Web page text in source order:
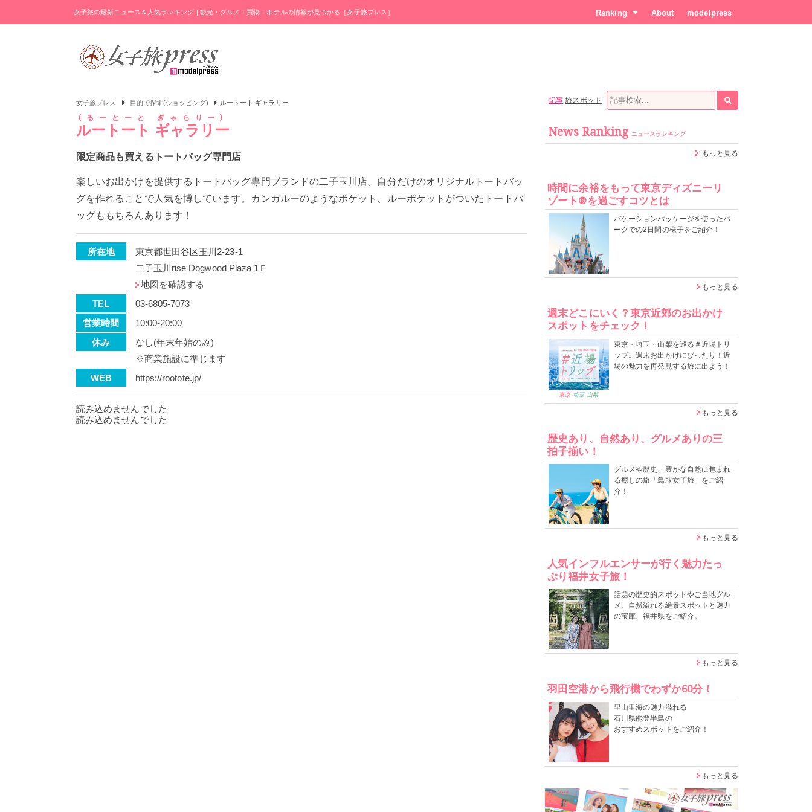
女子旅の最新ニュース＆人気ランキング | 観光・グルメ・買物・ホテルの情報が見つかる［女子旅プレス］ Ranking About modelpress
女子旅プレス 目的で探す(ショッピング) ルートート ギャラリー
ルートート ギャラリー
るーとーと ぎゃらりー
限定商品も買えるトートバッグ専門店
楽しいお出かけを提供するトートバッグ専門ブランドの二子玉川店。自分だけのオリジナルトートバッ
グを作れることで人気を博しています。カンガルーのようなポケット、ルーポケットがついたトートバ
ッグももちろんあります！
所在地
東京都世田谷区玉川2-23-1
二子玉川rise Dogwood Plaza 1Ｆ
地図を確認する
TEL
03-6805-7073
営業時間
10:00-20:00
休み
なし(年末年始のみ)
※商業施設に準じます
WEB
https://rootote.jp/
読み込めませんでした
読み込めませんでした
記事 旅スポット
News Ranking ニュースランキング
もっと見る
時間に余裕をもって東京ディズニーリ
ゾート®を過ごすコツとは
バケーションパッケージを使ったパ
ークでの2日間の様子をご紹介！
もっと見る
週末どこにいく？東京近郊のお出かけ
スポットをチェック！
東京・埼玉・山梨を巡る＃近場トリ
ップ。週末お出かけにぴったり！近
場の魅力を再発見する旅に出よう！
もっと見る
歴史あり、自然あり、グルメありの三
拍子揃い！
グルメや歴史、豊かな自然に包まれ
る癒しの旅「鳥取女子旅」をご紹
介！
もっと見る
人気インフルエンサーが行く魅力たっ
ぷり福井女子旅！
話題の歴史的スポットやご当地グル
メ、自然溢れる絶景スポットと魅力
の宝庫、福井県をご紹介。
もっと見る
羽田空港から飛行機でわずか60分！
里山里海の魅力溢れる
石川県能登半島の
おすすめスポットをご紹介！
もっと見る